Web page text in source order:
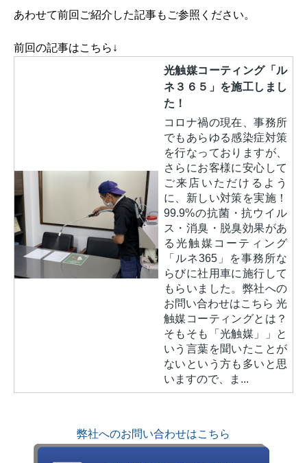
あわせて前回ご紹介した記事もご参照ください。
前回の記事はこちら↓
光触媒コーティング「ル
ネ３６５」を施工しまし
た！
コロナ禍の現在、事務所
でもあらゆる感染症対策
を行なっておりますが、
さらにお客様に安心して
ご来店いただけるよう
に、新しい対策を実施！
99.9%の抗菌・抗ウイル
ス・消臭・脱臭効果があ
る光触媒コーティング
「ルネ365」を事務所な
らびに社用車に施行して
もらいました。弊社への
お問い合わせはこちら 光
触媒コーティングとは？
そもそも「光触媒」」と
いう言葉を聞いたことが
ないという方も多いと思
いますので、ま...
弊社へのお問い合わせはこちら